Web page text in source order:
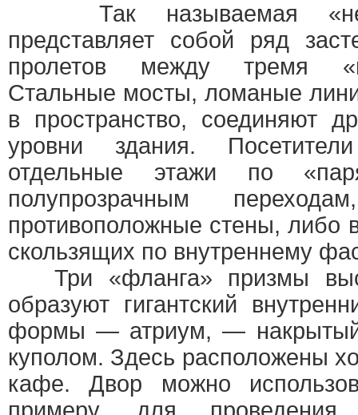
Так называемая
представляет собой ряд
пролетов между тремя
Стальные мосты, ломаные
в пространство, соединяют
уровни здания.
отдельные этажи по
полупрозрачным
противоположные стены, либо
скользящих по внутреннему
Три «фланга» призмы
образуют гигантский
формы — атриум, — накрытый
куполом. Здесь расположены
кафе. Двор можно